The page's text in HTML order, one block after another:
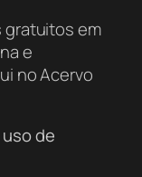
gratuitos em
e
no Acervo
de